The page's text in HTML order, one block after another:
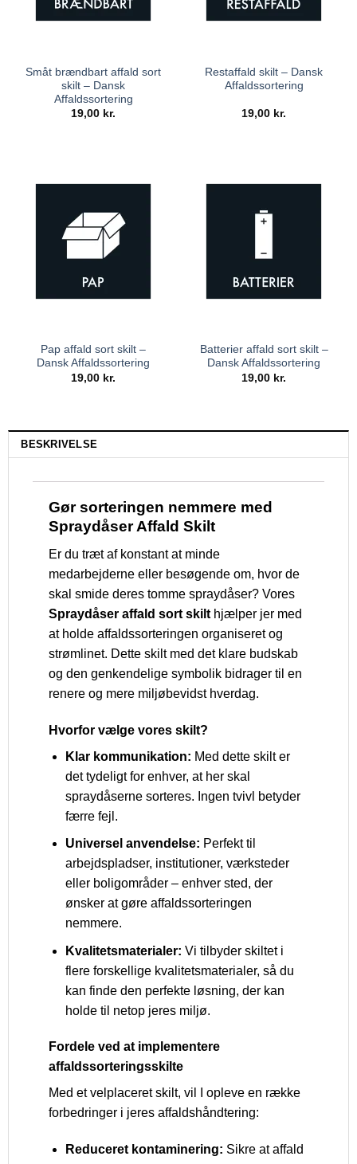
Småt brændbart affald sort
skilt – Dansk
Affaldssortering
19,00 kr.
Restaffald skilt – Dansk
Affaldssortering
19,00 kr.
Pap affald sort skilt –
Dansk Affaldssortering
19,00 kr.
Batterier affald sort skilt –
Dansk Affaldssortering
19,00 kr.
BESKRIVELSE
Gør sorteringen nemmere med
Spraydåser Affald Skilt
Er du træt af konstant at minde
medarbejderne eller besøgende om, hvor de
skal smide deres tomme spraydåser? Vores
Spraydåser affald sort skilt hjælper jer med
at holde affaldssorteringen organiseret og
strømlinet. Dette skilt med det klare budskab
og den genkendelige symbolik bidrager til en
renere og mere miljøbevidst hverdag.
Hvorfor vælge vores skilt?
Klar kommunikation: Med dette skilt er
det tydeligt for enhver, at her skal
spraydåserne sorteres. Ingen tvivl betyder
færre fejl.
Universel anvendelse: Perfekt til
arbejdspladser, institutioner, værksteder
eller boligområder – enhver sted, der
ønsker at gøre affaldssorteringen
nemmere.
Kvalitetsmaterialer: Vi tilbyder skiltet i
flere forskellige kvalitetsmaterialer, så du
kan finde den perfekte løsning, der kan
holde til netop jeres miljø.
Fordele ved at implementere
affaldssorteringsskilte
Med et velplaceret skilt, vil I opleve en række
forbedringer i jeres affaldshåndtering:
Reduceret kontaminering: Sikre at affald